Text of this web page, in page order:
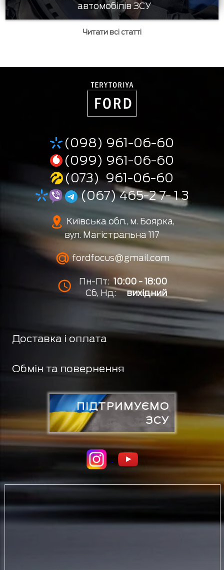
автомобілів ЗСУ
Читати всі статті
(098) 961-06-60
(099) 961-06-60
(073) 961-06-60
(067) 465-2 7- 1 3
Київська обл., м. Боярка,
вул. Магістральна 117
fordfocus@gmail.com
Пн-Пт: 10:00 - 18:00
Сб, Нд:
вихідний
Доставка і оплата
Обмін та повернення
ПІДТРИМУЄМО
ЗСУ